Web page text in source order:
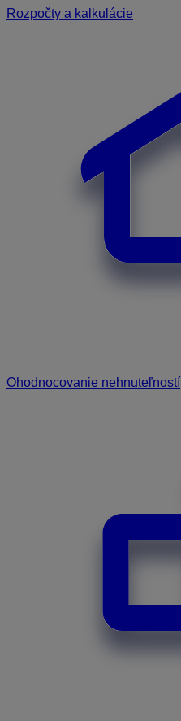
Rozpočty a kalkulácie
Ohodnocovanie nehnuteľností